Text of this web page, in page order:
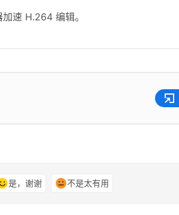
速 H.264 编辑。
是，谢谢 不是太有用